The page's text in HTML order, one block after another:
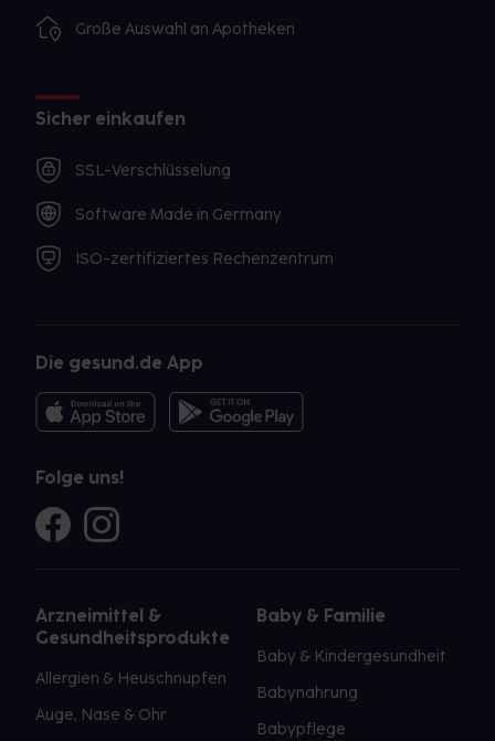
Große Auswahl an Apotheken
Sicher einkaufen
SSL-Verschlüsselung
Software Made in Germany
ISO-zertifiziertes Rechenzentrum
Die gesund.de App
Folge uns!
Arzneimittel &
Gesundheitsprodukte
Allergien & Heuschnupfen
Auge, Nase & Ohr
Baby & Familie
Baby & Kindergesundheit
Babynahrung
Babypflege